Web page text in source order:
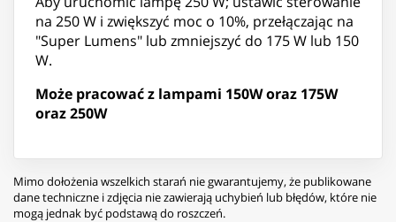
na 250 W i zwiększyć moc o 10%, przełączając na
"Super Lumens" lub zmniejszyć do 175 W lub 150
W.
Może pracować z lampami 150W oraz 175W
oraz 250W
Mimo dołożenia wszelkich starań nie gwarantujemy, że publikowane
dane techniczne i zdjęcia nie zawierają uchybień lub błędów, które nie
mogą jednak być podstawą do roszczeń.